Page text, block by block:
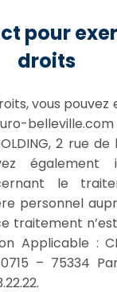
pour
droits
vous pouvez
2 rue
également
le
personnel
traitement
Applicable :
– 75334